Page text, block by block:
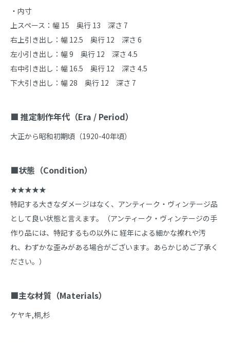
・内寸
上スペース：幅 15　奥行 13　深さ 7
右上引き出し：幅 12.5　奥行 12　深さ 6
左小引き出し：幅 9　奥行 12　深さ 4.5
右中引き出し：幅 16.5　奥行 12　深さ 4.5
下大引き出し：幅 28　奥行 12　深さ 7
■ 推定制作年代（Era / Period）
大正から昭和初期頃（1920-40年頃）
■状態（Condition）
★★★★★
特記する大きなダメージはなく、アンティーク・ヴィンテージ品
として良い状態と言えます。（アンティーク・ヴィンテージの手
作り品には、特記するもの以外に 経年による細かな擦れや汚
れ、わずかな歪みがある場合がございます。あらかじめご了承く
ださい。）
■主な材質（Materials）
ケヤキ,桐,杉